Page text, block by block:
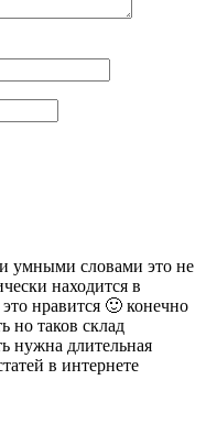
умными словами это не
находится в
нравится 🙂 конечно
но таков склад
нужна длительная
в интернете